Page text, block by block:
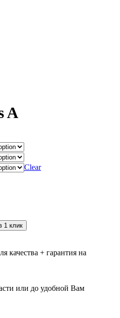
A
Clear
1 клик
качества + гарантия на
или до удобной Вам